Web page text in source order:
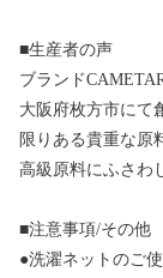
■生産者の声
ブランド
大阪府枚方市にて
限りある貴重な原
高級原料にふさわ
■注意事項/その他
●洗濯ネットのご